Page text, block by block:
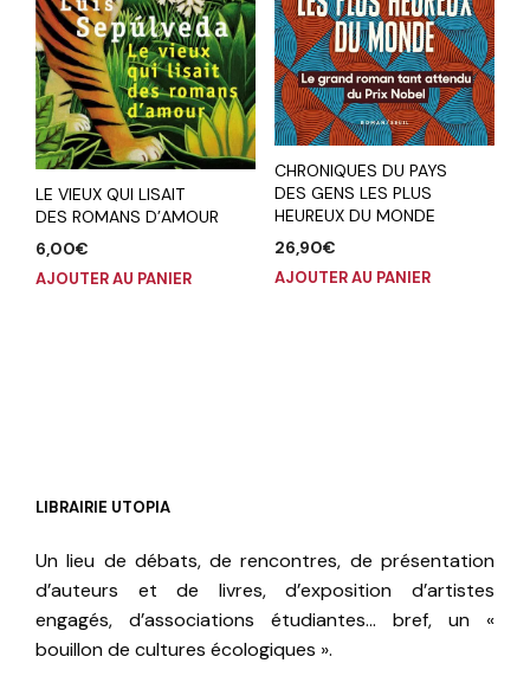
LE VIEUX QUI LISAIT
DES ROMANS D’AMOUR
6,00€
AJOUTER AU PANIER
CHRONIQUES DU PAYS
DES GENS LES PLUS
HEUREUX DU MONDE
26,90€
AJOUTER AU PANIER
LIBRAIRIE UTOPIA
Un lieu de débats, de rencontres, de présentation
d’auteurs et de livres, d’exposition d’artistes
engagés, d’associations étudiantes… bref, un «
bouillon de cultures écologiques ».